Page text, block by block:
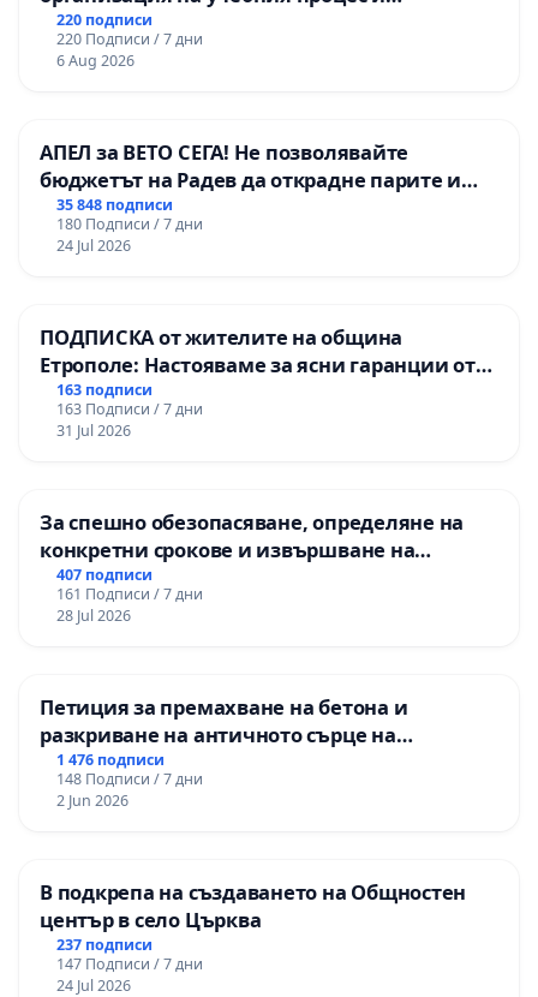
гарантиране на правото на равнопоставено
и качествено образование на учениците от
ОУ „Княз Александър I“ и Хуманитарна
220 подписи
220 Подписи / 7 дни
6 Aug 2026
АПЕЛ за ВЕТО СЕГА! Не позволявайте
бюджетът на Радев да открадне парите и
правата ни в тъмното
35 848 подписи
180 Подписи / 7 дни
24 Jul 2026
ПОДПИСКА от жителите на община
Етрополе: Настояваме за ясни гаранции от
“Елаците-МЕД” АД и от държавата, че ще се
изпълнят всички екологични норми!
163 подписи
163 Подписи / 7 дни
31 Jul 2026
За спешно обезопасяване, определяне на
конкретни срокове и извършване на
цялостна рехабилитация на
републиканския път между пътен възел АМ
„Тракия“ - гр. Ихтиман - с. Мирово - к.к.
407 подписи
161 Подписи / 7 дни
28 Jul 2026
Петиция за премахване на бетона и
разкриване на античното сърце на
Могиланската могила във Враца
1 476 подписи
148 Подписи / 7 дни
2 Jun 2026
В подкрепа на създаването на Общностен
център в село Църква
237 подписи
147 Подписи / 7 дни
24 Jul 2026